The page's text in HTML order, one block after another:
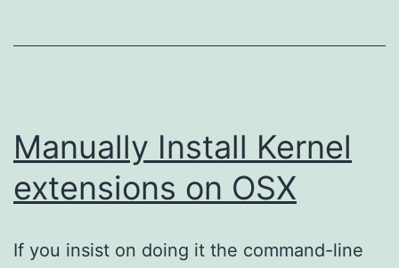
Manually Install Kernel
extensions on OSX
If you insist on doing it the command-line